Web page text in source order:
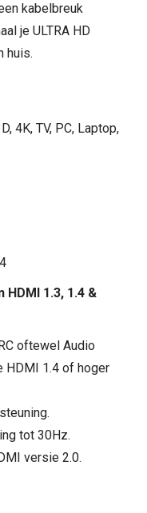
kabelbreuk
je ULTRA HD
huis.
4K, TV, PC, Laptop,
1.3, 1.4 &
oftewel Audio
HDMI 1.4 of hoger
tot 30Hz.
versie 2.0.